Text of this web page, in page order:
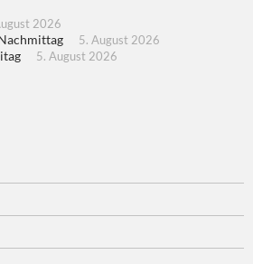
2026
5. August 2026
5. August 2026